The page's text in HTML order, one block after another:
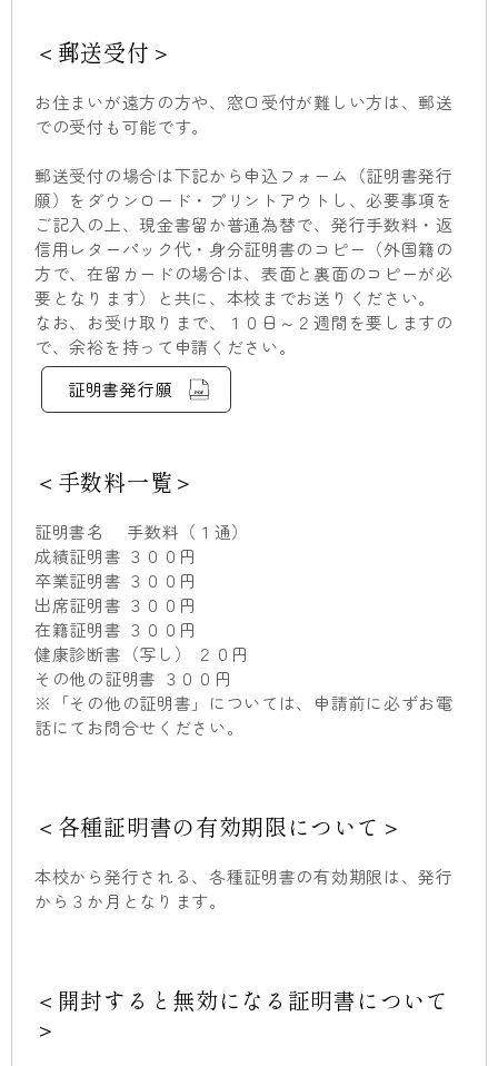
＜郵送受付＞
お住まいが遠方の方や、窓口受付が難しい方は、郵送
での受付も可能です。
郵送受付の場合は下記から申込フォーム（証明書発行
願）をダウンロード・プリントアウトし、必要事項を
ご記入の上、現金書留か普通為替で、発行手数料・返
信用レターパック代・身分証明書のコピー（外国籍の
方で、在留カードの場合は、表面と裏面のコピーが必
要となります）と共に、本校までお送りください。
なお、お受け取りまで、１０日～２週間を要しますの
で、余裕を持って申請ください。
証明書発行願
＜手数料一覧＞
証明書名 手数料（１通）
成績証明書 ３００円
卒業証明書 ３００円
出席証明書 ３００円
在籍証明書 ３００円
健康診断書（写し） ２０円
その他の証明書 ３００円
※「その他の証明書」については、申請前に必ずお電
話にてお問合せください。
＜各種証明書の有効期限について＞
本校から発行される、各種証明書の有効期限は、発行
から３か月となります。
＜開封すると無効になる証明書について
＞